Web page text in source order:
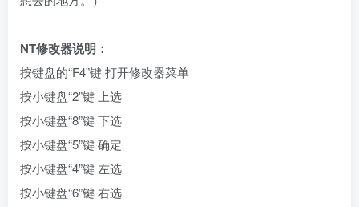
NT修改器说明：
按键盘的“F4”键 打开修改器菜单
按小键盘“2”键 上选
按小键盘“8”键 下选
按小键盘“5”键 确定
按小键盘“4”键 左选
按小键盘“6”键 右选